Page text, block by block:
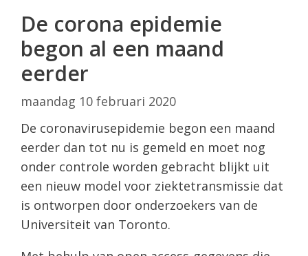
De corona epidemie
begon al een maand
eerder
maandag 10 februari 2020
De coronavirusepidemie begon een maand
eerder dan tot nu is gemeld en moet nog
onder controle worden gebracht blijkt uit
een nieuw model voor ziektetransmissie dat
is ontworpen door onderzoekers van de
Universiteit van Toronto.